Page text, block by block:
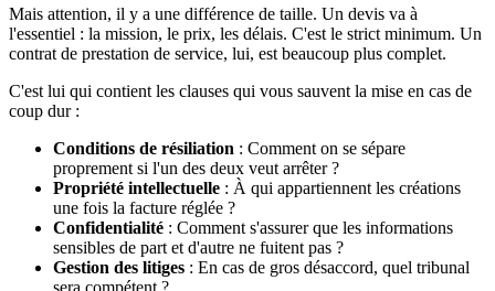
Mais attention, il y a une différence de taille. Un devis va à
l'essentiel : la mission, le prix, les délais. C'est le strict minimum. Un
contrat de prestation de service, lui, est beaucoup plus complet.
C'est lui qui contient les clauses qui vous sauvent la mise en cas de
coup dur :
Conditions de résiliation : Comment on se sépare
proprement si l'un des deux veut arrêter ?
Propriété intellectuelle : À qui appartiennent les créations
une fois la facture réglée ?
Confidentialité : Comment s'assurer que les informations
sensibles de part et d'autre ne fuitent pas ?
Gestion des litiges : En cas de gros désaccord, quel tribunal
sera compétent ?